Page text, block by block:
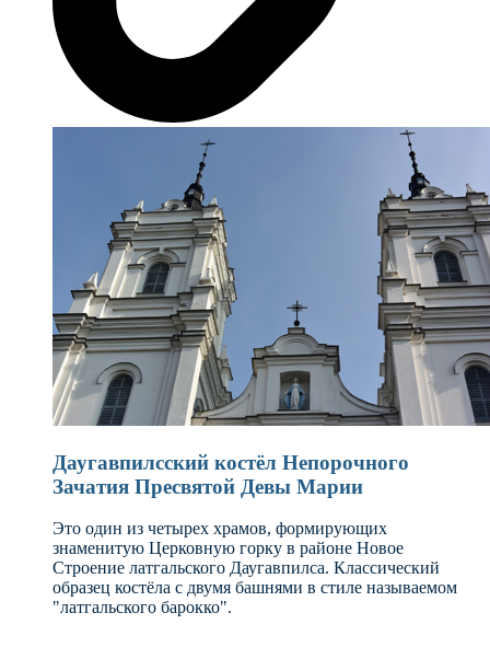
Даугавпилсский костёл Непорочного
Зачатия Пресвятой Девы Марии
Это один из четырех храмов, формирующих
знаменитую Церковную горку в районе Новое
Строение латгальского Даугавпилса. Классический
образец костёла с двумя башнями в стиле называемом
"латгальского барокко".